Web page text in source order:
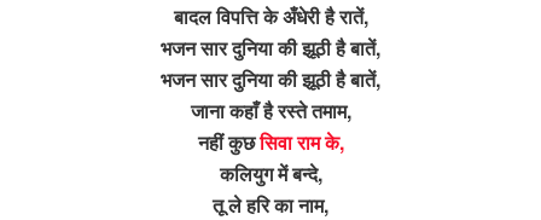
बादल विपत्ति के अँधेरी है रातें,
भजन सार दुनिया की झूठी है बातें,
भजन सार दुनिया की झूठी है बातें,
जाना कहाँ है रस्ते तमाम,
नहीं कुछसिवा राम के,
कलियुग में बन्दे,
तू ले हरि का नाम,